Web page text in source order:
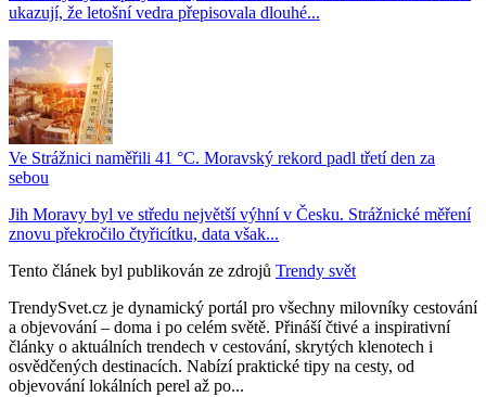
ukazují, že letošní vedra přepisovala dlouhé...
Ve Strážnici naměřili 41 °C. Moravský rekord padl třetí den za
sebou
Jih Moravy byl ve středu největší výhní v Česku. Strážnické měření
znovu překročilo čtyřicítku, data však...
Tento článek byl publikován ze zdrojů Trendy svět
TrendySvet.cz je dynamický portál pro všechny milovníky cestování
a objevování – doma i po celém světě. Přináší čtivé a inspirativní
články o aktuálních trendech v cestování, skrytých klenotech i
osvědčených destinacích. Nabízí praktické tipy na cesty, od
objevování lokálních perel až po...